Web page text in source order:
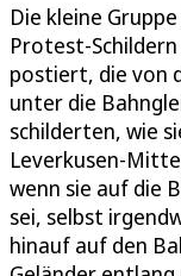
Die kleine
Protest-
postiert, die von
unter die
schilderten, wie
Leverkusen-
wenn sie auf die
sei, selbst
hinauf auf den